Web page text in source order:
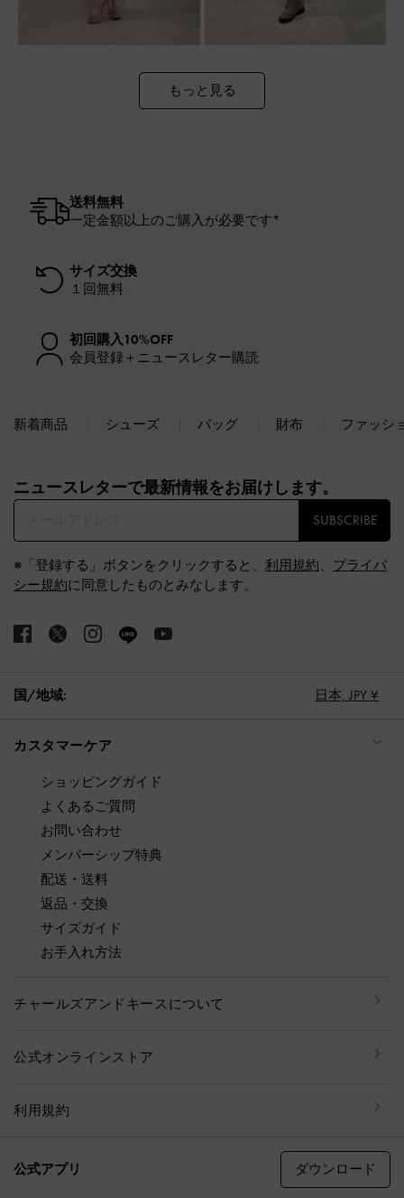
もっと見る
送料無料
一定金額以上のご購入が必要です*
サイズ交換
１回無料
初回購入10%OFF
会員登録＋ニュースレター購読
新着商品 シューズ バッグ 財布 ファッシ
ニュースレターで最新情報をお届けします。​
SUBSCRIBE
※「登録する」ボタンをクリックすると、 利用規約、 プライバ
シー規約に同意したものとみなします。
国/地域: 日本, JPY ¥
カスタマーケア
ショッピングガイド
よくあるご質問
お問い合わせ
メンバーシップ特典
配送・送料
返品・交換
サイズガイド
お手入れ方法
チャールズアンドキースについて
公式オンラインストア
利用規約
公式アプリ ダウンロード